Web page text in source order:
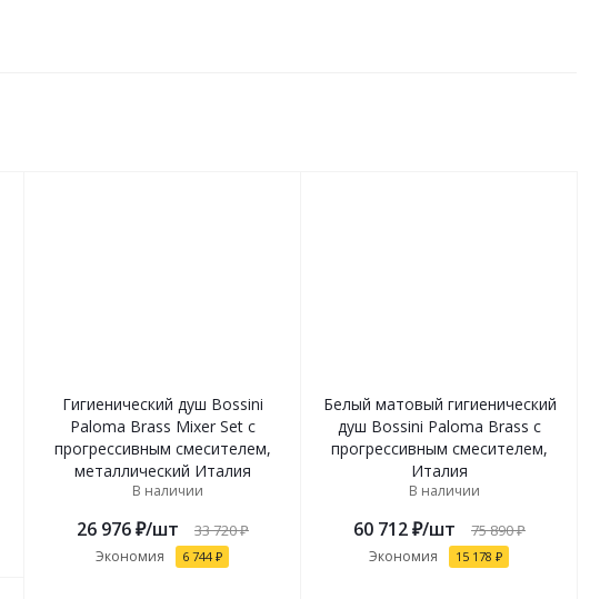
Гигиенический душ Bossini
Paloma Brass Mixer Set с
прогрессивным смесителем,
металлический Италия
В наличии
26 976₽/шт 33 720₽
Экономия 6 744₽
Белый матовый гигиенический
душ Bossini Paloma Brass с
прогрессивным смесителем,
Италия
В наличии
60 712₽/шт 75 890₽
Экономия 15 178 ₽